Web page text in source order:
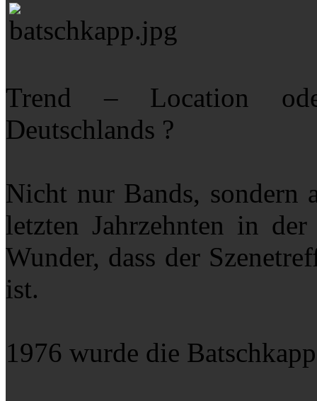
Trend – Location
Deutschlands ?
Nicht nur Bands, sondern
letzten Jahrzehnten in
Wunder, dass der
ist.
1976 wurde die